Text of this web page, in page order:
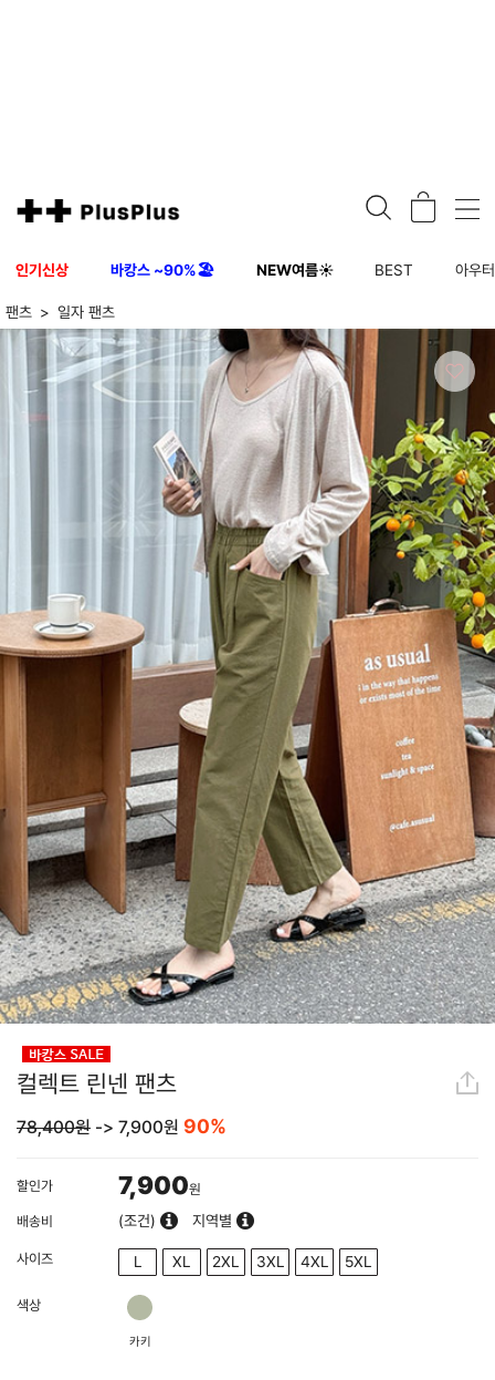
인기신상 바캉스 ~90%🏖️ NEW여름☀️ BEST 아우터
팬츠 일자 팬츠
컬렉트 린넨 팬츠
78,400원 -> 7,900원 90%
할인가 7,900원
배송비
(조건) 지역별
사이즈 L XL 2XL 3XL 4XL 5XL
색상
카키